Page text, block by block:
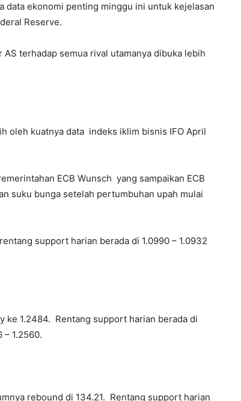
data ekonomi penting minggu ini untuk kejelasan
Reserve.
terhadap semua rival utamanya dibuka lebih
oleh kuatnya data indeks iklim bisnis IFO April
ECB Wunsch yang sampaikan ECB
suku bunga setelah pertumbuhan upah mulai
support harian berada di 1.0990 – 1.0932
ke 1.2484. Rentang support harian berada di
1.2560.
rebound di 134.21. Rentang support harian